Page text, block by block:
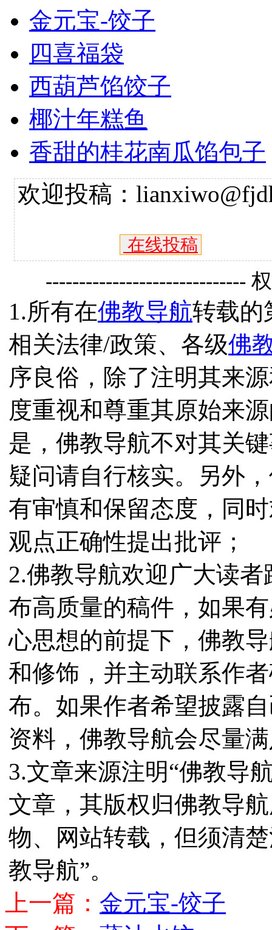
金元宝-饺子
四喜福袋
西葫芦馅饺子
椰汁年糕鱼
香甜的桂花南瓜馅包子
欢迎投稿：
在线投稿
------------------------------
1.所有在佛教导航转载的
相关法律/政策、各级佛
序良俗，除了注明其来
度重视和尊重其原始来
是，佛教导航不对其关
疑问请自行核实。另外
有审慎和保留态度，同
观点正确性提出批评；
2.佛教导航欢迎广大读
布高质量的稿件，如果
心思想的前提下，佛教
和修饰，并主动联系作
布。如果作者希望披露
资料，佛教导航会尽量
3.文章来源注明“佛教导
文章，其版权归佛教导
物、网站转载，但须清
教导航”。
上一篇： 金元宝-饺子